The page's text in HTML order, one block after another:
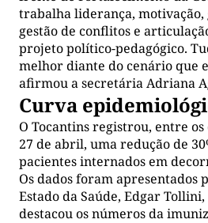
trabalha liderança, motivação,
gestão de conflitos e
projeto político-pedagógico.
melhor diante do cenário que
afirmou a secretária Adriana
Curva
O Tocantins registrou, entre os
27 de abril, uma redução de
pacientes internados em
Os dados foram apresentados
Estado da Saúde, Edgar
destacou os números da